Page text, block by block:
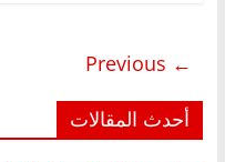
← Previous
أحدث المقالات